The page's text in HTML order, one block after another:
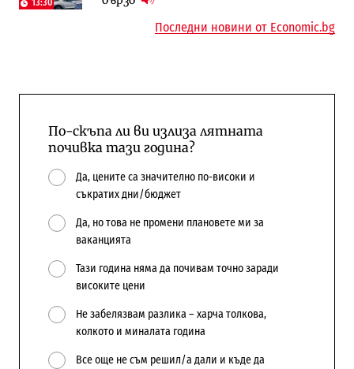
13:30
10:12
Последни новини от Economic.bg
По-скъпа ли ви излиза лятната
почивка тази година?
Да, цените са значително по-високи и
съкратих дни/бюджет
Да, но това не промени плановете ми за
ваканцията
Тази година няма да почивам точно заради
високите цени
Не забелязвам разлика – харча толкова,
колкото и миналата година
Все още не съм решил/а дали и къде да